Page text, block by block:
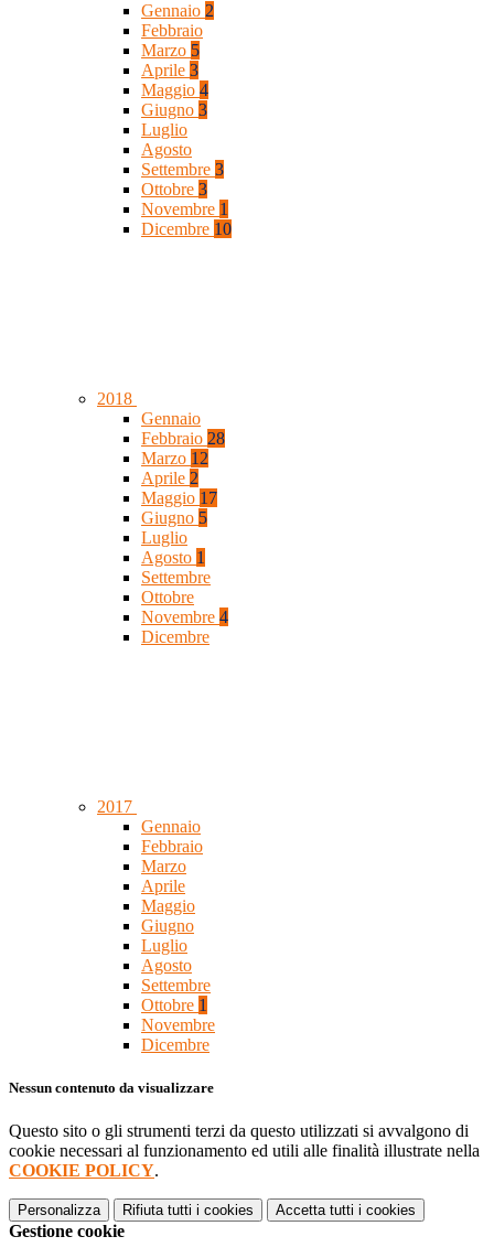
Gennaio 2
Febbraio
Marzo 5
Aprile 3
Maggio 4
Giugno 3
Luglio
Agosto
Settembre 3
Ottobre 3
Novembre 1
Dicembre 10
2018
Gennaio
Febbraio 28
Marzo 12
Aprile 2
Maggio 17
Giugno 5
Luglio
Agosto 1
Settembre
Ottobre
Novembre 4
Dicembre
2017
Gennaio
Febbraio
Marzo
Aprile
Maggio
Giugno
Luglio
Agosto
Settembre
Ottobre 1
Novembre
Dicembre
Nessun contenuto da visualizzare
Questo sito o gli strumenti terzi da questo utilizzati si avvalgono di
cookie necessari al funzionamento ed utili alle finalità illustrate nella
COOKIE POLICY.
Personalizza Rifiuta tutti i cookies Accetta tutti i cookies
Gestione cookie